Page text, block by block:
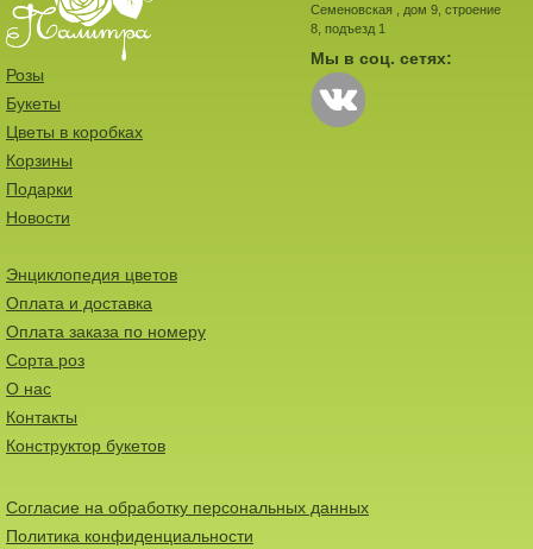
Семеновская , дом 9, строение
8, подъезд 1
Мы в соц. сетях:
Розы
Букеты
Цветы в коробках
Корзины
Подарки
Новости
Энциклопедия цветов
Оплата и доставка
Оплата заказа по номеру
Сорта роз
О нас
Контакты
Конструктор букетов
Согласие на обработку персональных данных
Политика конфиденциальности